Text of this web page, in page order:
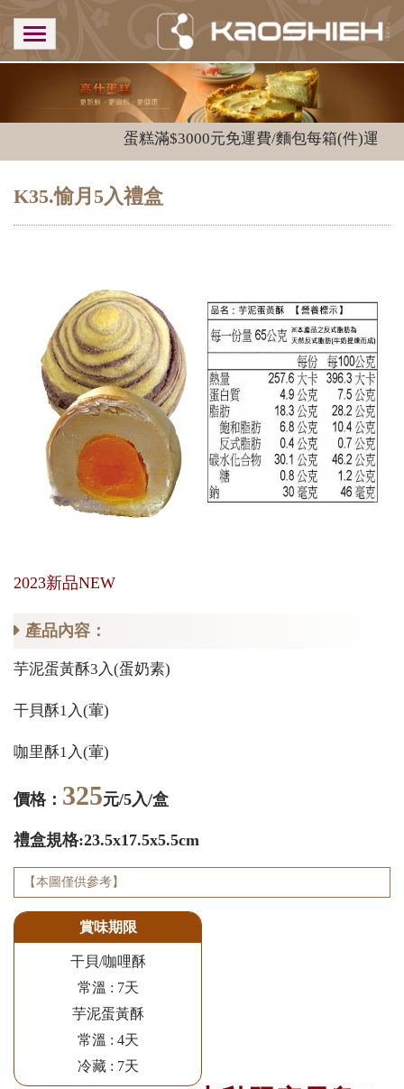
蛋糕滿$3000元免運費/麵包每箱(件)運費
K35.愉月5入禮盒
2023新品NEW
產品內容：
芋泥蛋黃酥3入(蛋奶素)
干貝酥1入(葷)
咖里酥1入(葷)
價格： 325元/5入/盒
禮盒規格:23.5x17.5x5.5cm
【本圖僅供參考】
賞味期限
干貝/咖哩酥
常溫 : 7天
芋泥蛋黃酥
常溫 : 4天
冷藏 : 7天